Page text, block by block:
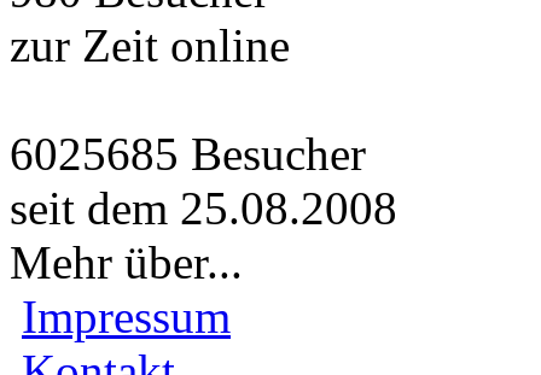
zur Zeit online
6025685 Besucher
seit dem 25.08.2008
Mehr über...
Impressum